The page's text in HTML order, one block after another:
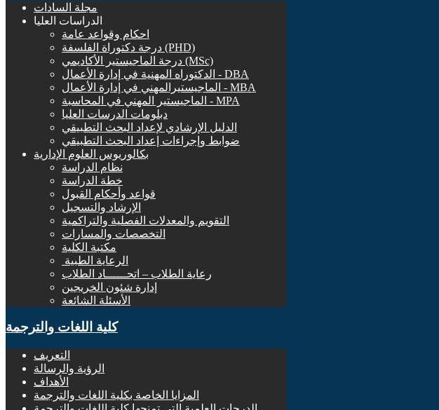
مجلة السادات
الدراسات العليا
احكام وقواعد عامة
درجة دكتوراة الفلسفة (PHD)
درجة الماجيستير الأكاديمي (MSc)
الدكتوراه المهنية في إدارة الأعمال - DBA
الماجيستيرالمهني في إدارة الأعمال - MBA
الماجيستير المهني في المحاسبة - MPA
دبلومات الدرسات العليا
الدليل الإرشادي لإعداد البحث التطبيقي
ضوابط وإجراءات إعداد البحث التطبيقي
بكالوريوس العلوم الإدارية
نظام الدراسة
خطة الدراسة
قواعد وأحكام القبول
الإرشاد والتسجيل
التقويم والمعدلات الفصلية والتراكمية
التخصصات والمسارات
مكتبة الكلية
الرعاية الطبية ‏
رعاية الطلاب – اتحــــــاد الطلاب
إدارة شئون الخريجين
الأسئلة الشائعة
كلية اللغات والترجمة
التعريف
الرؤية والرسالة
الأهداف
المزايا الخاصة بكلية اللغات والترجمة